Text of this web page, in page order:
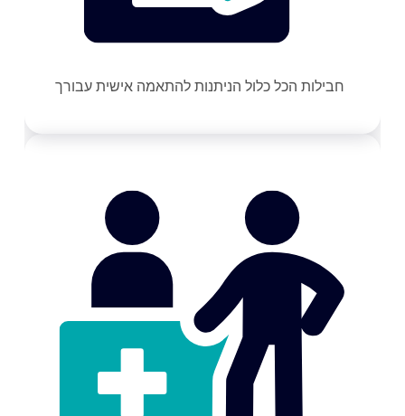
חבילות הכל כלול הניתנות להתאמה אישית עבורך